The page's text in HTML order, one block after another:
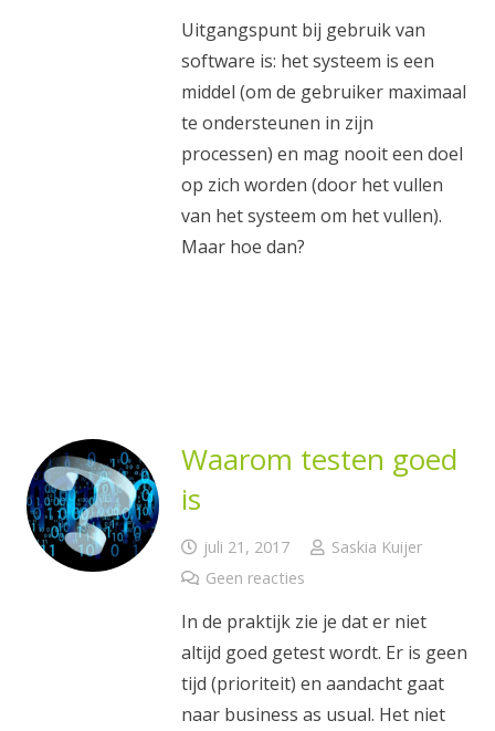
Uitgangspunt bij gebruik van
software is: het systeem is een
middel (om de gebruiker maximaal
te ondersteunen in zijn
processen) en mag nooit een doel
op zich worden (door het vullen
van het systeem om het vullen).
Maar hoe dan?
Waarom testen goed
is
juli 21, 2017
Saskia Kuijer
Geen reacties
In de praktijk zie je dat er niet
altijd goed getest wordt. Er is geen
tijd (prioriteit) en aandacht gaat
naar business as usual. Het niet